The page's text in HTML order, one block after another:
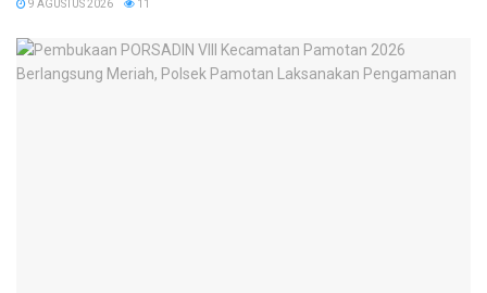
9 AGUSTUS 2026 11